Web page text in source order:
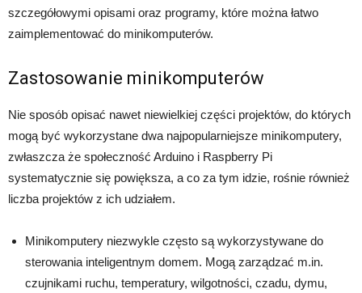
szczegółowymi opisami oraz programy, które można łatwo
zaimplementować do minikomputerów.
Zastosowanie minikomputerów
Nie sposób opisać nawet niewielkiej części projektów, do których
mogą być wykorzystane dwa najpopularniejsze minikomputery,
zwłaszcza że społeczność Arduino i Raspberry Pi
systematycznie się powiększa, a co za tym idzie, rośnie również
liczba projektów z ich udziałem.
Minikomputery niezwykle często są wykorzystywane do
sterowania inteligentnym domem. Mogą zarządzać m.in.
czujnikami ruchu, temperatury, wilgotności, czadu, dymu,